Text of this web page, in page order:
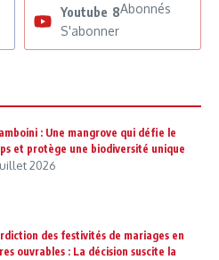
Youtube 8Abonnés
S'abonner
: Une mangrove qui défie le
et protège une biodiversité unique
2026
des festivités de mariages en
ouvrables : La décision suscite la